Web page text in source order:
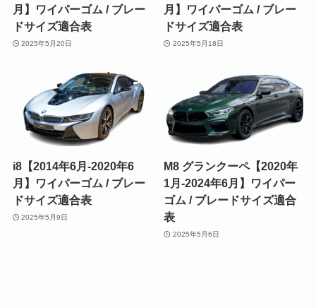
月】ワイパーゴム / ブレー
ドサイズ適合表
2025年5月20日
月】ワイパーゴム / ブレー
ドサイズ適合表
2025年5月18日
i8【2014年6月-2020年6
月】ワイパーゴム / ブレー
ドサイズ適合表
2025年5月9日
M8 グランクーペ【2020年
1月-2024年6月】ワイパー
ゴム / ブレードサイズ適合
表
2025年5月6日